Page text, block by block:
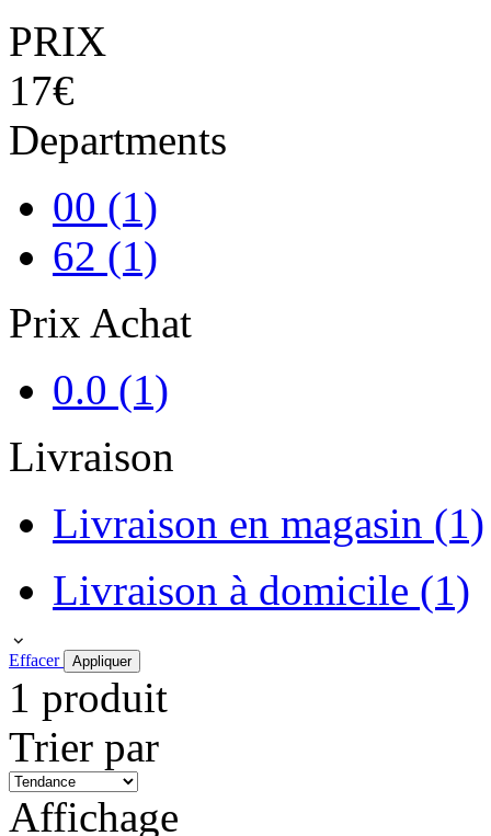
PRIX
17€
Departments
00 (1)
62 (1)
Prix Achat
0.0 (1)
Livraison
Livraison en magasin (1)
Livraison à domicile (1)
Effacer Appliquer
1 produit
Trier par
Affichage